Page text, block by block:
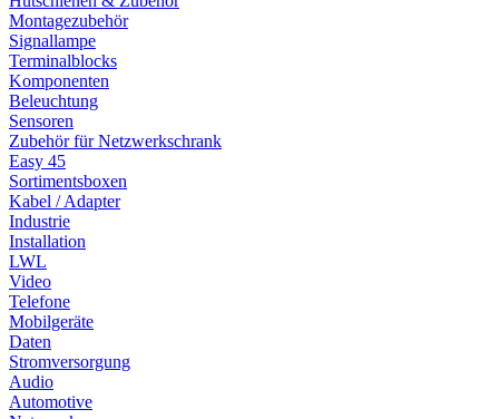
Montagezubehör
Signallampe
Terminalblocks
Komponenten
Beleuchtung
Sensoren
Zubehör für Netzwerkschrank
Easy 45
Sortimentsboxen
Kabel / Adapter
Industrie
Installation
LWL
Video
Telefone
Mobilgeräte
Daten
Stromversorgung
Audio
Automotive